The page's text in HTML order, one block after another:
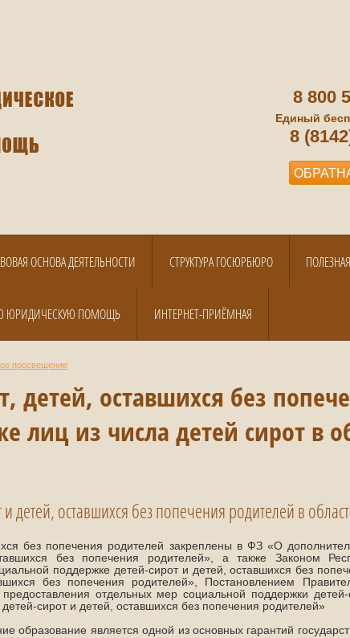
8 800
Единый
8
ОСНОВА ДЕЯТЕЛЬНОСТИ СТРУКТУРА ГОСЮРБЮРО
ЮРИДИЧЕСКУЮ ПОМОЩЬ ИНТЕРНЕТ-ПРИЁМНАЯ
просвещение
детей, оставшихся без
лиц из числа детей сирот в
детей, оставшихся без попечения родителей в
без попечения родителей закреплены в ФЗ «О
без попечения родителей», а также Законом
поддержке детей-сирот и детей, оставшихся без
без попечения родителей», Постановлением
отдельных мер социальной поддержки детей-
сирот и детей, оставшихся без попечения родителей»
образование является одной из основных гарантий